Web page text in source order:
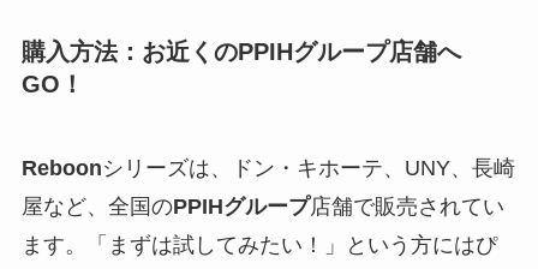
購入方法：お近くのPPIHグループ店舗へ
GO！
Reboonシリーズは、ドン・キホーテ、UNY、長崎
屋など、全国のPPIHグループ店舗で販売されてい
ます。「まずは試してみたい！」という方にはぴ